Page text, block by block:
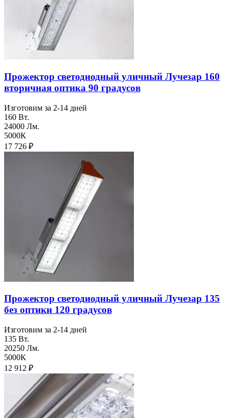
Прожектор светодиодный уличный Лучезар 160
вторичная оптика 90 градусов
Изготовим за 2-14 дней
160 Вт.
24000 Лм.
5000К
17 726 ₽
Прожектор светодиодный уличный Лучезар 135
без оптики 120 градусов
Изготовим за 2-14 дней
135 Вт.
20250 Лм.
5000К
12 912 ₽